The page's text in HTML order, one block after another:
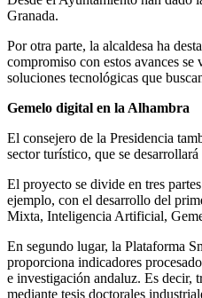
Granada.
Por otra parte, la alcaldesa ha
compromiso con estos avances
soluciones tecnológicas que
Gemelo digital en la Alhambra
El consejero de la Presidencia
sector turístico, que se
El proyecto se divide en tres
ejemplo, con el desarrollo del
Mixta, Inteligencia Artificial,
En segundo lugar, la Plataforma
proporciona indicadores
e investigación andaluz. Es decir,
mediante tesis doctorales